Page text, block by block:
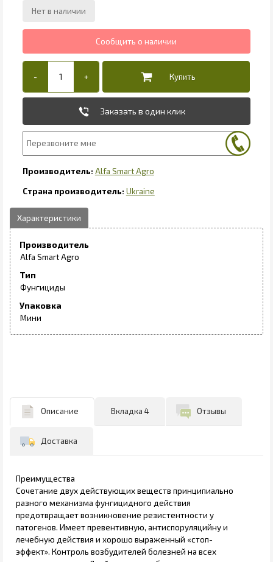
Заказать в один клик
Alfa Smart Agro
Ukraine
Производитель
Alfa Smart Agro
Тип
Фунгициды
Упаковка
Мини
Описание Вкладка 4 Отзывы
Доставка
Преимущества
Сочетание двух действующих веществ принципиально
разного механизма фунгицидного действия
предотвращает возникновение резистентности у
патогенов. Имеет превентивную, антиспоруляцийну и
лечебную действия и хорошо выраженный «стоп-
эффект». Контроль возбудителей болезней на всех